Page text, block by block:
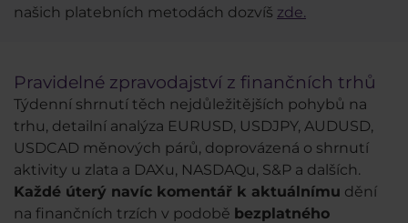
našich platebních metodách dozvíš zde.
Pravidelné zpravodajství z finančních trhů
Týdenní shrnutí těch nejdůležitějších pohybů na
trhu, detailní analýza EURUSD, USDJPY, AUDUSD,
USDCAD měnových párů, doprovázená o shrnutí
aktivity u zlata a DAXu, NASDAQu, S&P a dalších.
Každé úterý navíc komentář k aktuálnímu dění
na finančních trzích v podobě bezplatného